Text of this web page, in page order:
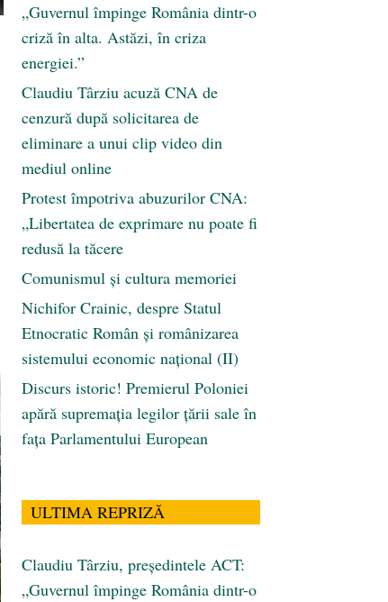
„Guvernul împinge România dintr-o
criză în alta. Astăzi, în criza
energiei.”
Claudiu Târziu acuză CNA de
cenzură după solicitarea de
eliminare a unui clip video din
mediul online
Protest împotriva abuzurilor CNA:
„Libertatea de exprimare nu poate fi
redusă la tăcere
Comunismul şi cultura memoriei
Nichifor Crainic, despre Statul
Etnocratic Român şi românizarea
sistemului economic naţional (II)
Discurs istoric! Premierul Poloniei
apără supremația legilor țării sale în
fața Parlamentului European
ULTIMA REPRIZĂ
Claudiu Târziu, președintele ACT:
„Guvernul împinge România dintr-o